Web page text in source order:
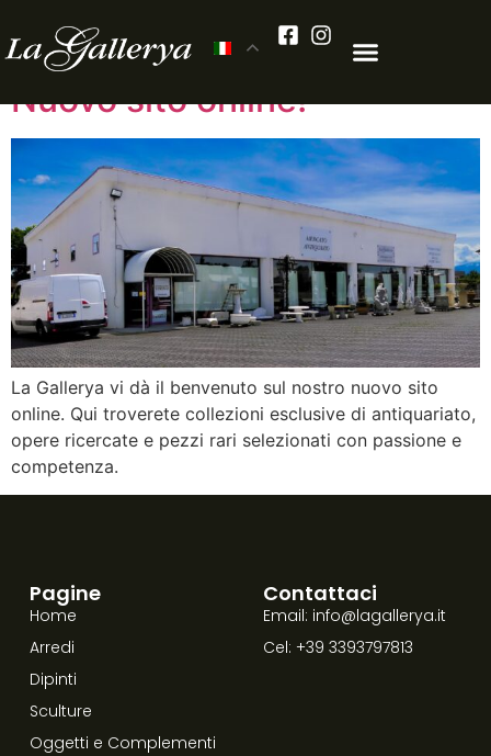
Autore:admin
Nuovo sito online!
La Gallerya vi dà il benvenuto sul nostro nuovo sito
online. Qui troverete collezioni esclusive di antiquariato,
opere ricercate e pezzi rari selezionati con passione e
competenza.
Pagine
Home
Arredi
Dipinti
Sculture
Oggetti e Complementi
Contattaci
Email: info@lagallerya.it
Cel: +39 3393797813